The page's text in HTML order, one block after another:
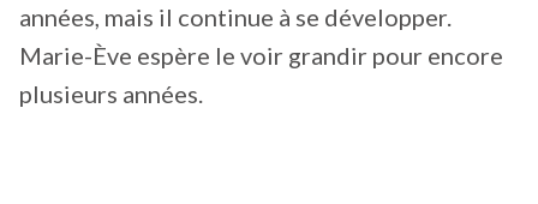
années, mais il continue à se développer.
Marie-Ève espère le voir grandir pour encore
plusieurs années.